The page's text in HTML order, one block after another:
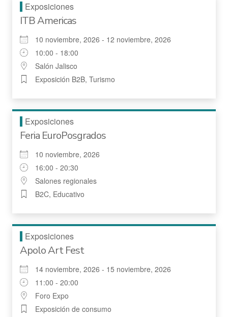
Exposiciones
ITB Americas
10 noviembre, 2026 - 12 noviembre, 2026
10:00 - 18:00
Salón Jalisco
Exposición B2B, Turismo
Exposiciones
Feria EuroPosgrados
10 noviembre, 2026
16:00 - 20:30
Salones regionales
B2C, Educativo
Exposiciones
Apolo Art Fest
14 noviembre, 2026 - 15 noviembre, 2026
11:00 - 20:00
Foro Expo
Exposición de consumo